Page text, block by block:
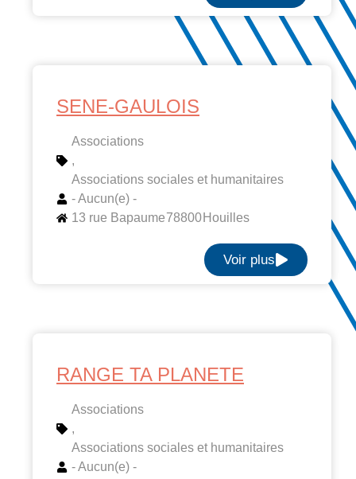
SENE-GAULOIS
Associations
,
Associations sociales et humanitaires
- Aucun(e) -
13 rue Bapaume78800 Houilles
Voir plus
RANGE TA PLANETE
Associations
,
Associations sociales et humanitaires
- Aucun(e) -